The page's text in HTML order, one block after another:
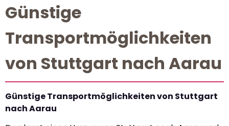
Günstige
Transportmöglichkeiten
von Stuttgart nach Aarau
Günstige Transportmöglichkeiten von Stuttgart
nach Aarau